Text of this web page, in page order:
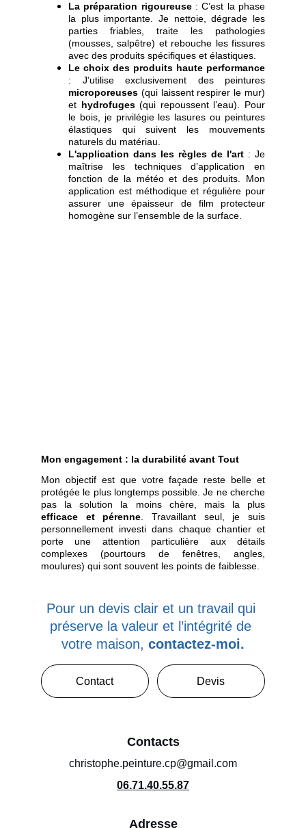
La préparation rigoureuse: C’est la phase
la plus importante. Je nettoie, dégrade les
parties friables, traite les pathologies
(mousses, salpêtre) et rebouche les fissures
avec des produits spécifiques et élastiques.
Le choix des produits haute performance
: J’utilise exclusivement des peintures
microporeuses (qui laissent respirer le mur)
et hydrofuges(qui repoussent l’eau). Pour
le bois, je privilégie les lasures ou peintures
élastiques qui suivent les mouvements
naturels du matériau.
L'application dans les règles de l'art : Je
maîtrise les techniques d’application en
fonction de la météo et des produits. Mon
application est méthodique et régulière pour
assurer une épaisseur de film protecteur
homogène sur l’ensemble de la surface.
Mon engagement : la durabilité avant Tout
Mon objectif est que votre façade reste belle et
protégée le plus longtemps possible. Je ne cherche
pas la solution la moins chère, mais la plus
efficace et pérenne . Travaillant seul, je suis
personnellement investi dans chaque chantier et
porte une attention particulière aux détails
complexes (pourtours de fenêtres, angles,
moulures) qui sont souvent les points de faiblesse.
Pour un devis clair et un travail qui
préserve la valeur et l’intégrité de
votre maison, contactez-moi.
Contact Devis
Contacts
christophe.peinture.cp@gmail.com
06.71.40.55.87
Adresse